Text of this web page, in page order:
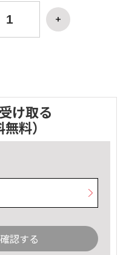
け取る
無料）
認する